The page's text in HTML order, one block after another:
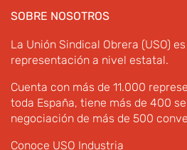
SOBRE NOSOTROS
La Unión Sindical Obrera (USO)
representación a nivel estatal.
Cuenta con más de 11.000
toda España, tiene más de 400
negociación de más de 500
Conoce USO Industria